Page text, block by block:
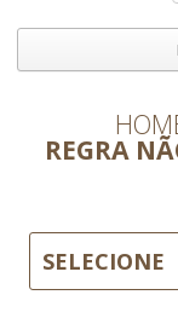
REGRA
SELECIONE